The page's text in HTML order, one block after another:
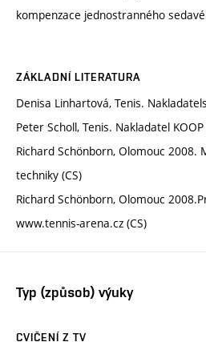
kompenzace jednostranného
ZÁKLADNÍ LITERATURA
Denisa Linhartová, Tenis.
Peter Scholl, Tenis. Nakladatel KOOP
Richard Schönborn, Olomouc 2008.
techniky (CS)
Richard Schönborn, Olomouc
www.tennis-arena.cz (CS)
Typ (způsob) výuky
CVIČENÍ Z TV